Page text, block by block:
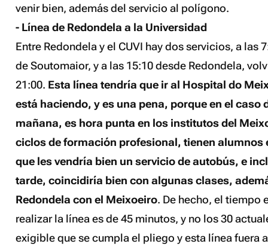
venir bien, además del servicio al polígono.
- Línea de Redondela a la Universidad
Entre Redondela y el CUVI hay dos servicios, a las
de Soutomaior, y a las 15:10 desde Redondela,
21:00. Esta línea tendría que ir al Hospital do
está haciendo, y es una pena, porque en el caso
mañana, es hora punta en los institutos del
ciclos de formación profesional, tienen alumnos
que les vendría bien un servicio de autobús, e
tarde, coincidiría bien con algunas clases,
Redondela con el Meixoeiro. De hecho, el tiempo
realizar la línea es de 45 minutos, y no los 30
exigible que se cumpla el pliego y esta línea fuera